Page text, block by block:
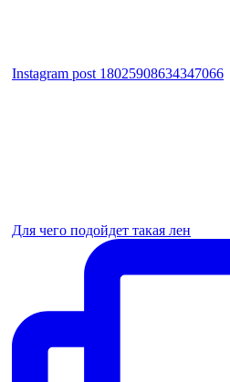
Instagram post 18025908634347066
Для чего подойдет такая лен